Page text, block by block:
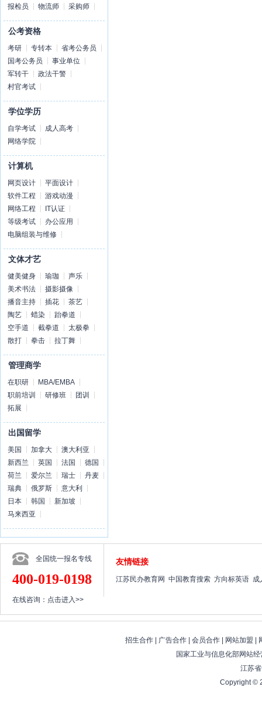
报检员
物流师 采购师
公考资格
考研 专转本
省考公务员
国考公务员
事业单位
军转干
政法干警
村官考试
学位学历
自学考试
成人高考
网络学院
计算机
网页设计
平面设计
软件工程
游戏动漫
网络工程
IT认证
等级考试
办公应用
电脑组装与维修
文体才艺
健美健身 瑜珈
声乐
美术书法
摄影摄像
播音主持
插花
茶艺
陶艺
蜡染
跆拳道
空手道
截拳道
太极拳
散打
拳击 拉丁舞
管理商学
在职研
MBA/EMBA
职前培训
研修班
团训
拓展
出国留学
美国 加拿大
澳大利亚
新西兰
英国 法国
德国
荷兰
爱尔兰 瑞士
丹麦
瑞典
俄罗斯
意大利
日本
韩国
新加坡
马来西亚
全国统一报名专线
400-019-0198
在线咨询： 点击进入>>
友情链接
江苏民办教育网 中国教育搜索 方向标英语 成
招生合作| 广告合作| 会员合作| 网站加盟
国家工业与信息化部网站
江苏
Copyright ©